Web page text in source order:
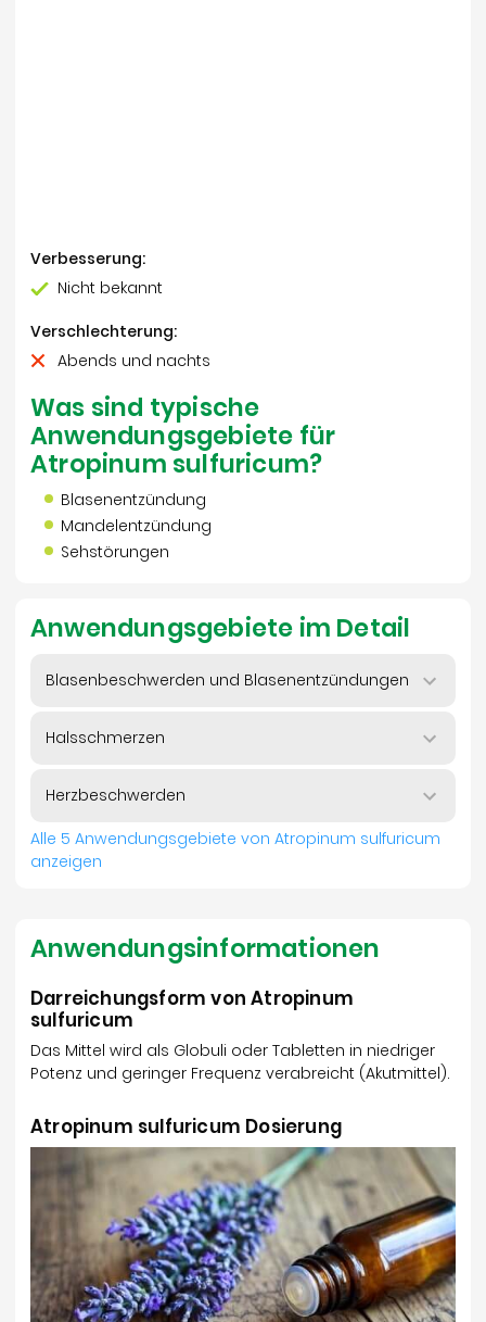
Verbesserung:
Nicht bekannt
Verschlechterung:
Abends und nachts
Was sind typische
Anwendungsgebiete für
Atropinum sulfuricum?
Blasenentzündung
Mandelentzündung
Sehstörungen
Anwendungsgebiete im Detail
Blasenbeschwerden und Blasenentzündungen
Halsschmerzen
Herzbeschwerden
Alle 5 Anwendungsgebiete von Atropinum sulfuricum
anzeigen
Anwendungsinformationen
Darreichungsform von Atropinum
sulfuricum
Das Mittel wird als Globuli oder Tabletten in niedriger
Potenz und geringer Frequenz verabreicht (Akutmittel).
Atropinum sulfuricum Dosierung